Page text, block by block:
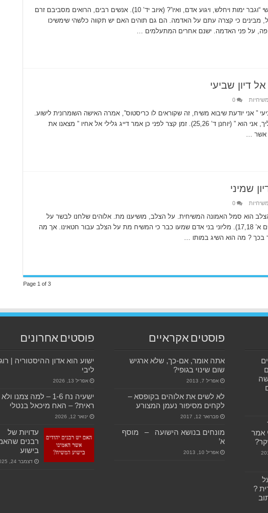
הרהורים לגבי הנצח – דיון שישי “וגבר ימות ויחלש, ויגוע אדם, ואיו”? (איוב יד’ 10). אנשים רבים, הרואים מסביבם זרם
מבינים כי קצרה עתם על האדמה. הם גם תוהים האם יש תקווה כלשהי שימשיכו
על פני האדמה. ישנם אחרים המתעלמים …
דיון שביעי
0
” אני יודעת שיבוא משיח, זה שקוראים לו כריסטוס”, אמרה האישה השומרונית לישוע.
ענה לה ישוע ” אני המדבר אליך, אני הוא ” (יוחנן ד’ 25,26). זמן קצר לפני כן אמר דייג גלילי אל אחיו ” מצאנו את
שמיני
0
הוא סמל האמונה המשיחית. על הצלב, מושיענו מת. אלוהים שלחנו לבשר על
הצלב (הראשונה אל הקורינתים א’ 17,18). מליוני בני אדם שמעו כבר כי המשיח מת על הצלב עבור חטאינו. אך מה
בכך ? מה הוא השיג במותו …
Page 1 of 3
אמר
?
פוסטים אקראיים
אתה אומר, אם-כך, שלא ארגיש
שום שינוי בגופי?
אפריל 7, 2013
לא לשים את אלוהים בקופסא –
לקחים מסיפור נעמן המצורע
פברואר 12, 2017
מונחים בנושא הישועה – מוסף
א’
אפריל 10, 2013
פוסטים אחרונים
ישוע הוא אדון ההיסטוריה |
ליבי
אפריל 13, 2026
ישעיה נח 1-6 – למה צמנו ולא
ראית? – האח מיכאל בנטלי
ינואר 12, 2026
עדויות של
רבנים
בישוע
דצמבר 24, 2025